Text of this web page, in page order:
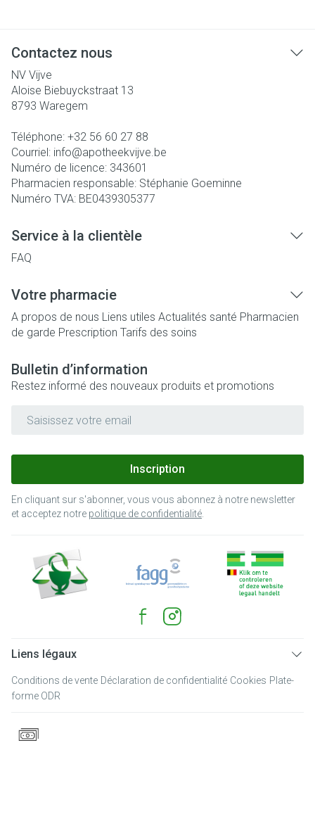
Contactez nous
NV Vijve
Aloise Biebuyckstraat 13
8793 Waregem
Téléphone: +32 56 60 27 88
Courriel: info@apotheekvijve.be
Numéro de licence: 343601
Pharmacien responsable: Stéphanie Goeminne
Numéro TVA: BE0439305377
Service à la clientèle
FAQ
Votre pharmacie
A propos de nous Liens utiles Actualités santé Pharmacien
de garde Prescription Tarifs des soins
Bulletin d’information
Restez informé des nouveaux produits et promotions
Inscription
En cliquant sur s'abonner, vous vous abonnez à notre newsletter
et acceptez notre politique de confidentialité
Liens légaux
Conditions de vente Déclaration de confidentialité Cookies Plate-
forme ODR